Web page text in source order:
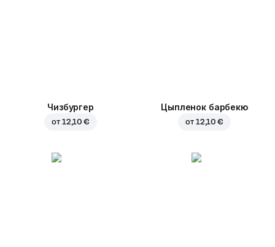
Чизбургер
от 12,10 €
Цыпленок барбекю
от 12,10 €